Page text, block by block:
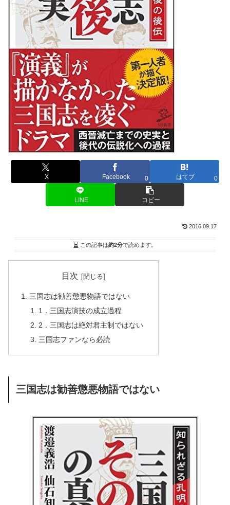
X Facebook 0 はてブ 0
LINE コピー
2016.09.17
この記事は約2分で読めます。
目次
三国志は勧善懲悪物語ではない
1．三国志演技の成立過程
2．三国志は絶対君主制ではない
三国志ファンなら必読
三国志は勧善懲悪物語ではない